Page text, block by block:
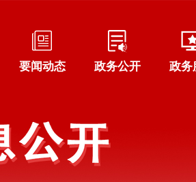
要闻动态 政务公开 政务